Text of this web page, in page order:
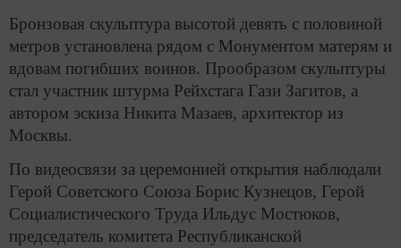
Бронзовая скульптура высотой девять с половиной
метров установлена рядом с Монументом матерям и
вдовам погибших воинов. Прообразом скульптуры
стал участник штурма Рейхстага Гази Загитов, а
автором эскиза Никита Мазаев, архитектор из
Москвы.
По видеосвязи за церемонией открытия наблюдали
Герой Советского Союза Борис Кузнецов, Герой
Социалистического Труда Ильдус Мостюков,
председатель комитета Республиканской